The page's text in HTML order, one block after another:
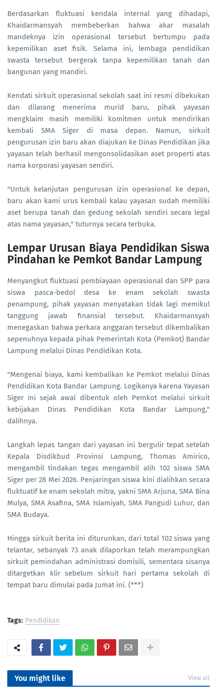
Berdasarkan fluktuasi kendala internal yang dihadapi,
Khaidarmansyah membeberkan bahwa akar masalah
mandeknya izin operasional tersebut bertumpu pada
kepemilikan aset fisik. Selama ini, lembaga pendidikan
swasta tersebut bergerak tanpa kepemilikan tanah dan
bangunan yang mandiri.
Kendati sirkuit operasional sekolah saat ini resmi dibekukan
dan dilarang menerima murid baru, pihak yayasan
mengklaim masih memiliki komitmen untuk mendirikan
kembali SMA Siger di masa depan. Namun, sirkuit
pengurusan izin baru akan diajukan ke Dinas Pendidikan jika
yayasan telah berhasil mengonsolidasikan aset properti atas
nama korporasi yayasan sendiri.
"Untuk kelanjutan pengurusan izin operasional ke depan,
baru akan kami urus kembali kalau yayasan sudah memiliki
aset berupa tanah dan gedung sekolah sendiri secara legal
atas nama yayasan," tuturnya secara terbuka.
Lempar Urusan Biaya Pendidikan Siswa
Pindahan ke Pemkot Bandar Lampung
Menyangkut fluktuasi pembiayaan operasional dan SPP para
siswa pasca-bedol desa ke enam sekolah swasta
penampung, pihak yayasan menyatakan tidak lagi memikul
tanggung jawab finansial tersebut. Khaidarmansyah
menegaskan bahwa perkara anggaran tersebut dikembalikan
sepenuhnya kepada pihak Pemerintah Kota (Pemkot) Bandar
Lampung melalui Dinas Pendidikan Kota.
"Mengenai biaya, kami kembalikan ke Pemkot melalui Dinas
Pendidikan Kota Bandar Lampung. Logikanya karena Yayasan
Siger ini sejak awal dibentuk oleh Pemkot melalui sirkuit
kebijakan Dinas Pendidikan Kota Bandar Lampung,"
dalihnya.
Langkah lepas tangan dari yayasan ini bergulir tepat setelah
Kepala Disdikbud Provinsi Lampung, Thomas Amirico,
mengambil tindakan tegas mengambil alih 102 siswa SMA
Siger per 28 Mei 2026. Penjaringan siswa kini dialihkan secara
fluktuatif ke enam sekolah mitra, yakni SMA Arjuna, SMA Bina
Mulya, SMA Asafina, SMA Islamiyah, SMA Pangudi Luhur, dan
SMA Budaya.
Hingga sirkuit berita ini diturunkan, dari total 102 siswa yang
telantar, sebanyak 73 anak dilaporkan telah merampungkan
sirkuit pemindahan administrasi domisili, sementara sisanya
ditargetkan klir sebelum sirkuit hari pertama sekolah di
tempat baru dimulai pada Jumat ini. (***)
Tags: Pendidikan
You might like View all